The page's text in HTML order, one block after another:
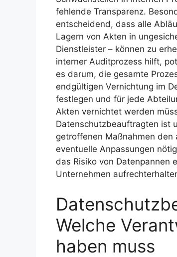
fehlende Transparenz.
entscheidend, dass alle
Lagern von Akten in
Dienstleister – können zu
interner Auditprozess hilft,
es darum, die gesamte
endgültigen Vernichtung im
festlegen und für jede
Akten vernichtet werden
Datenschutzbeauftragten ist
getroffenen Maßnahmen
eventuelle Anpassungen
das Risiko von Datenpannen
Unternehmen
Welche
haben muss